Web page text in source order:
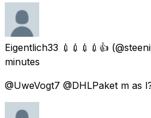
Eigentlich33 💉💉💉💉👍
minutes
@UweVogt7 @DHLPaket m as